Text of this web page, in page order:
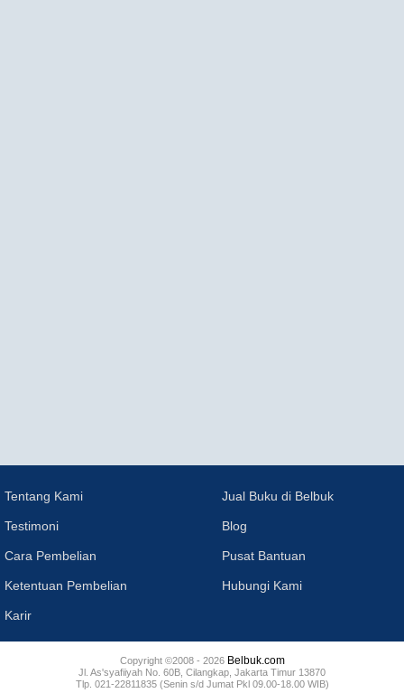
Tentang Kami
Testimoni
Cara Pembelian
Ketentuan Pembelian
Karir
Jual Buku di Belbuk
Blog
Pusat Bantuan
Hubungi Kami
Copyright ©2008 - 2026 Belbuk.com
Jl. As'syafiiyah No. 60B, Cilangkap, Jakarta Timur 13870
Tlp. 021-22811835 (Senin s/d Jumat Pkl 09.00-18.00 WIB)